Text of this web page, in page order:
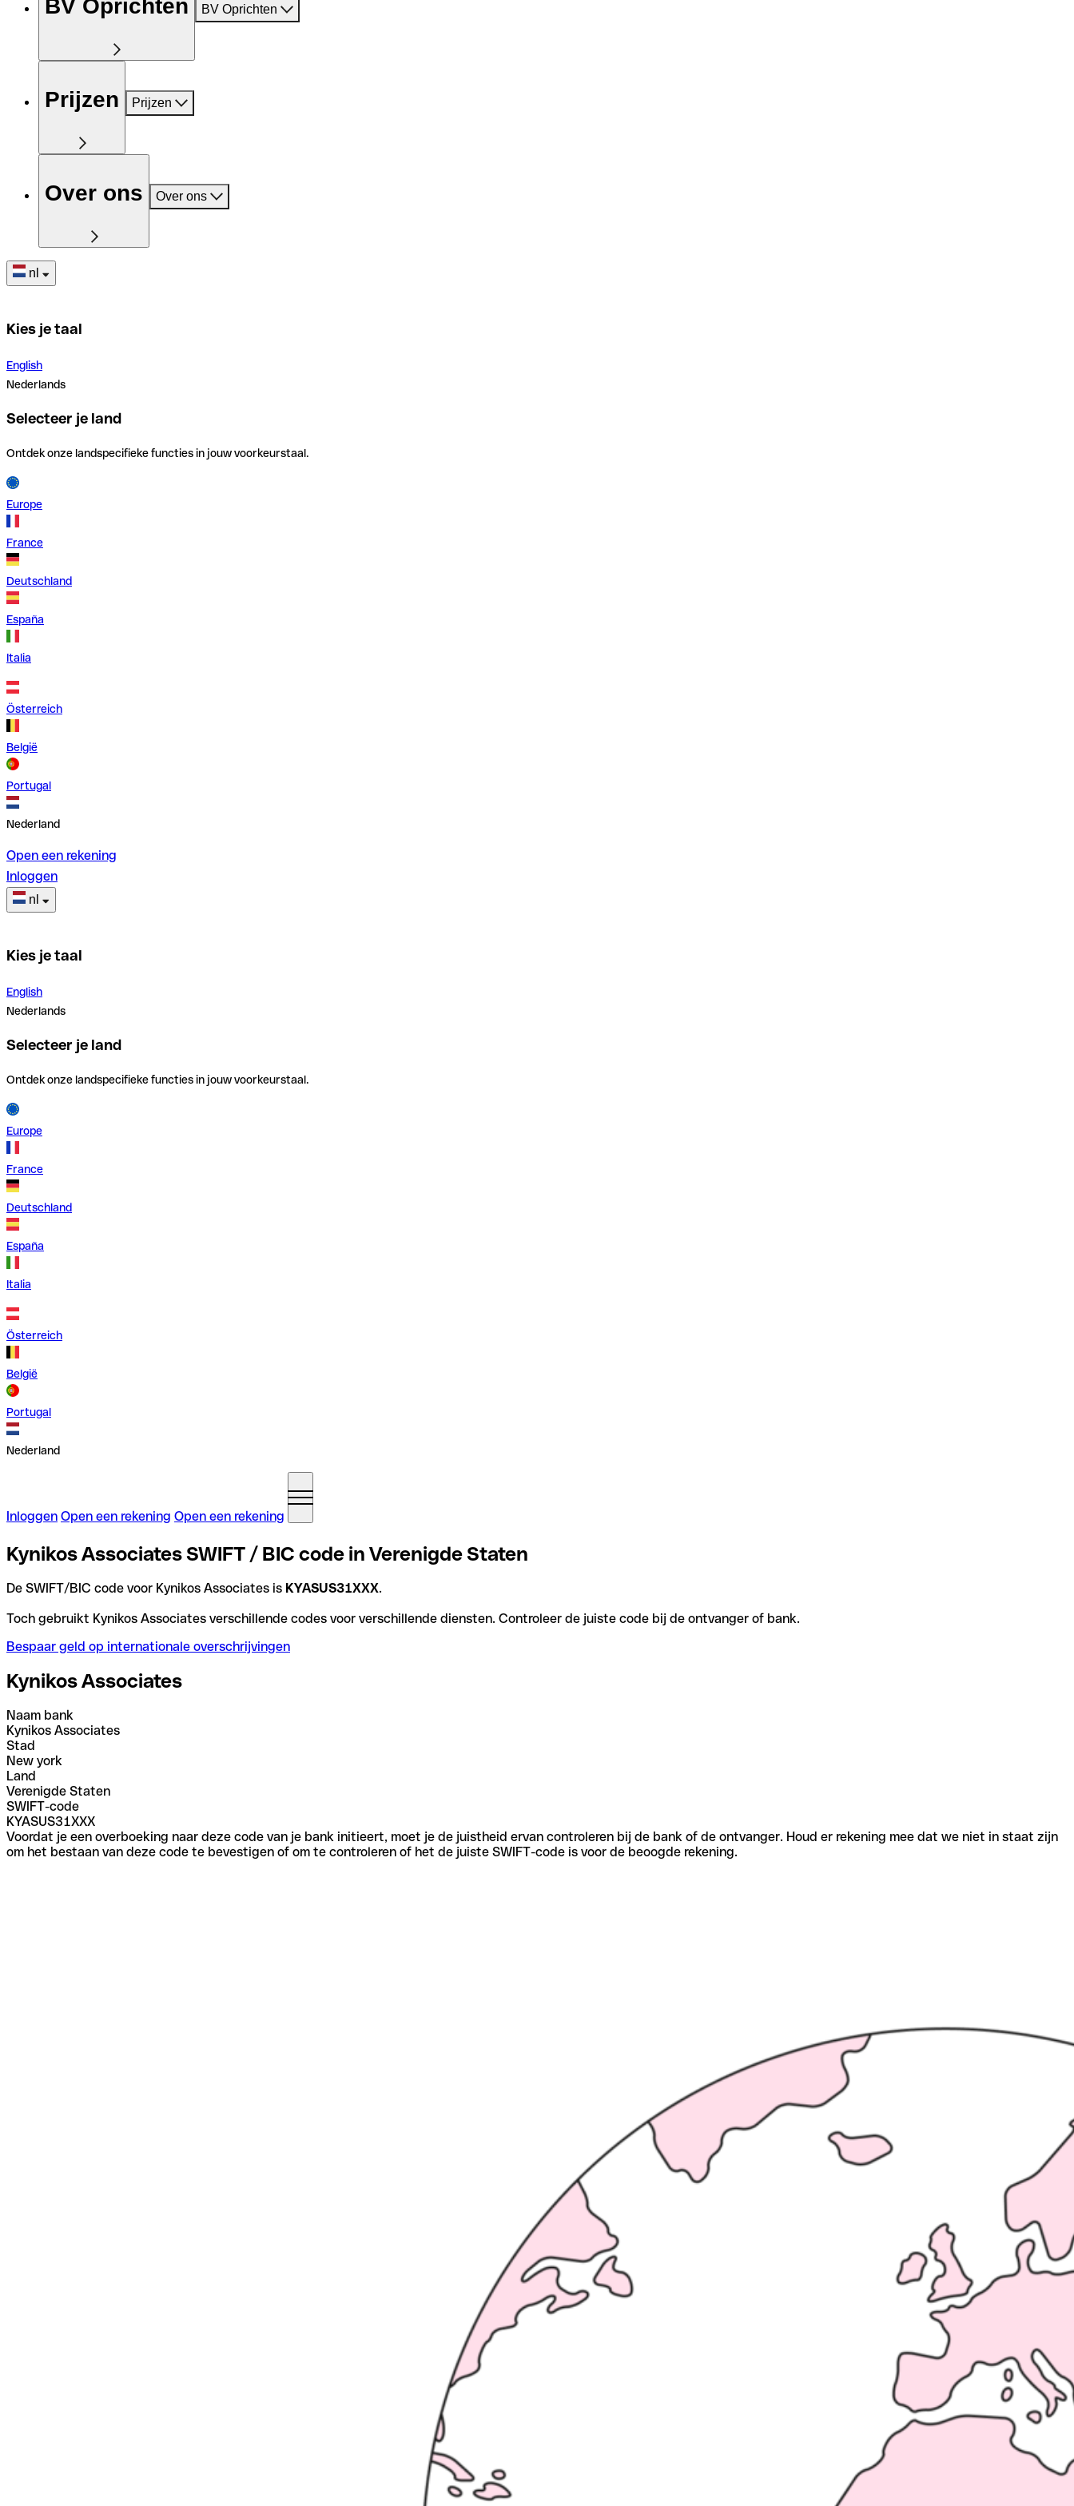
BV Oprichten BV Oprichten
Prijzen Prijzen
Over ons Over ons
nl
Kies je taal
English
Nederlands
Selecteer je land
Ontdek onze landspecifieke functies in jouw voorkeurstaal.
Europe
France
Deutschland
España
Italia
Österreich
België
Portugal
Nederland
Open een rekening
Inloggen
nl
Kies je taal
English
Nederlands
Selecteer je land
Ontdek onze landspecifieke functies in jouw voorkeurstaal.
Europe
France
Deutschland
España
Italia
Österreich
België
Portugal
Nederland
Inloggen Open een rekening Open een rekening
Kynikos Associates SWIFT / BIC code in Verenigde Staten
De SWIFT/BIC code voor Kynikos Associates is KYASUS31XXX.
Toch gebruikt Kynikos Associates verschillende codes voor verschillende diensten. Controleer de juiste code bij de ontvanger of bank.
Bespaar geld op internationale overschrijvingen
Kynikos Associates
Naam bank
Kynikos Associates
Stad
New york
Land
Verenigde Staten
SWIFT-code
KYASUS31XXX
Voordat je een overboeking naar deze code van je bank initieert, moet je de juistheid ervan controleren bij de bank of de ontvanger. Houd er rekening mee dat we niet in staat zijn
om het bestaan van deze code te bevestigen of om te controleren of het de juiste SWIFT-code is voor de beoogde rekening.